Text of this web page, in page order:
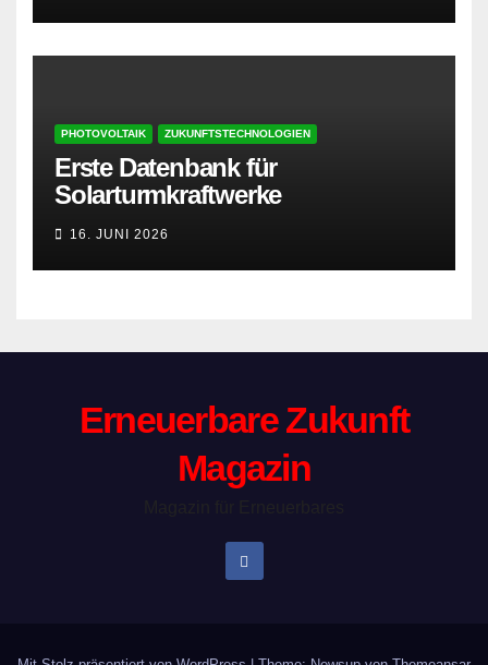
PHOTOVOLTAIK ZUKUNFTSTECHNOLOGIEN
Erste Datenbank für
Solarturmkraftwerke
16. JUNI 2026
Erneuerbare Zukunft
Magazin